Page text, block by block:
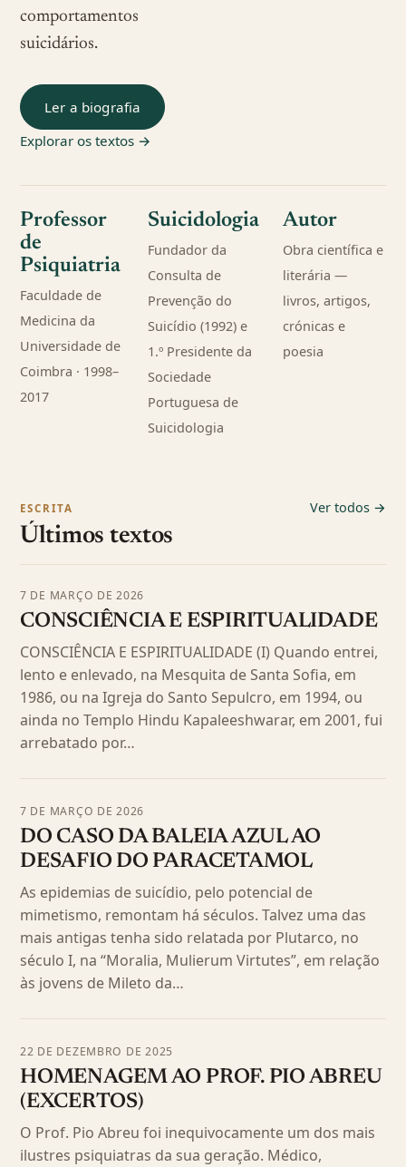
comportamentos
suicidários.
Ler a biografia
Explorar os textos →
Professor
de
Psiquiatria
Faculdade de
Medicina da
Universidade de
Coimbra · 1998–
2017
Suicidologia
Fundador da
Consulta de
Prevenção do
Suicídio (1992) e
1.º Presidente da
Sociedade
Portuguesa de
Suicidologia
Autor
Obra científica e
literária —
livros, artigos,
crónicas e
poesia
ESCRITA
Últimos textos
Ver todos →
7 DE MARÇO DE 2026
CONSCIÊNCIA E ESPIRITUALIDADE
CONSCIÊNCIA E ESPIRITUALIDADE (I) Quando entrei,
lento e enlevado, na Mesquita de Santa Sofia, em
1986, ou na Igreja do Santo Sepulcro, em 1994, ou
ainda no Templo Hindu Kapaleeshwarar, em 2001, fui
arrebatado por…
7 DE MARÇO DE 2026
DO CASO DA BALEIA AZUL AO
DESAFIO DO PARACETAMOL
As epidemias de suicídio, pelo potencial de
mimetismo, remontam há séculos. Talvez uma das
mais antigas tenha sido relatada por Plutarco, no
século I, na “Moralia, Mulierum Virtutes”, em relação
às jovens de Mileto da…
22 DE DEZEMBRO DE 2025
HOMENAGEM AO PROF. PIO ABREU
(EXCERTOS)
O Prof. Pio Abreu foi inequivocamente um dos mais
ilustres psiquiatras da sua geração. Médico,